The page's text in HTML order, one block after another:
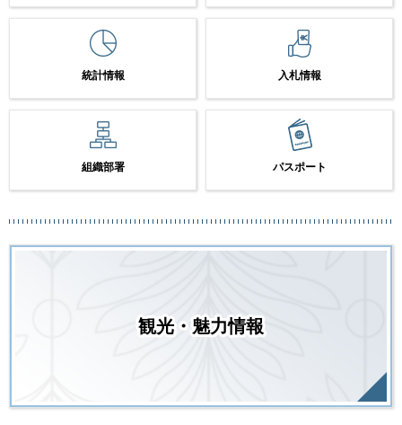
統計情報 入札情報
組織部署 パスポート
観光・魅力情報